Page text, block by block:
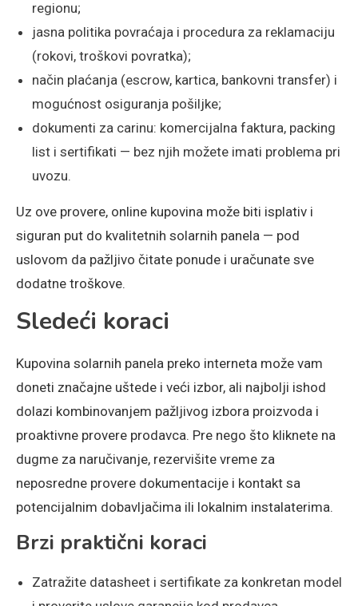
regionu;
jasna politika povraćaja i procedura za reklamaciju
(rokovi, troškovi povratka);
način plaćanja (escrow, kartica, bankovni transfer) i
mogućnost osiguranja pošiljke;
dokumenti za carinu: komercijalna faktura, packing
list i sertifikati — bez njih možete imati problema pri
uvozu.
Uz ove provere, online kupovina može biti isplativ i
siguran put do kvalitetnih solarnih panela — pod
uslovom da pažljivo čitate ponude i uračunate sve
dodatne troškove.
Sledeći koraci
Kupovina solarnih panela preko interneta može vam
doneti značajne uštede i veći izbor, ali najbolji ishod
dolazi kombinovanjem pažljivog izbora proizvoda i
proaktivne provere prodavca. Pre nego što kliknete na
dugme za naručivanje, rezervišite vreme za
neposredne provere dokumentacije i kontakt sa
potencijalnim dobavljačima ili lokalnim instalaterima.
Brzi praktični koraci
Zatražite datasheet i sertifikate za konkretan model